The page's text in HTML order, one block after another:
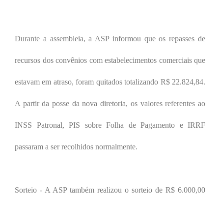
Durante a assembleia, a ASP informou que os repasses de
recursos dos convênios com estabelecimentos comerciais que
estavam em atraso, foram quitados totalizando R$ 22.824,84.
A partir da posse da nova diretoria, os valores referentes ao
INSS Patronal, PIS sobre Folha de Pagamento e IRRF
passaram a ser recolhidos normalmente.
Sorteio - A ASP também realizou o sorteio de R$ 6.000,00